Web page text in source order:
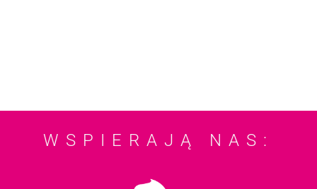
WSPIERAJĄ NAS: